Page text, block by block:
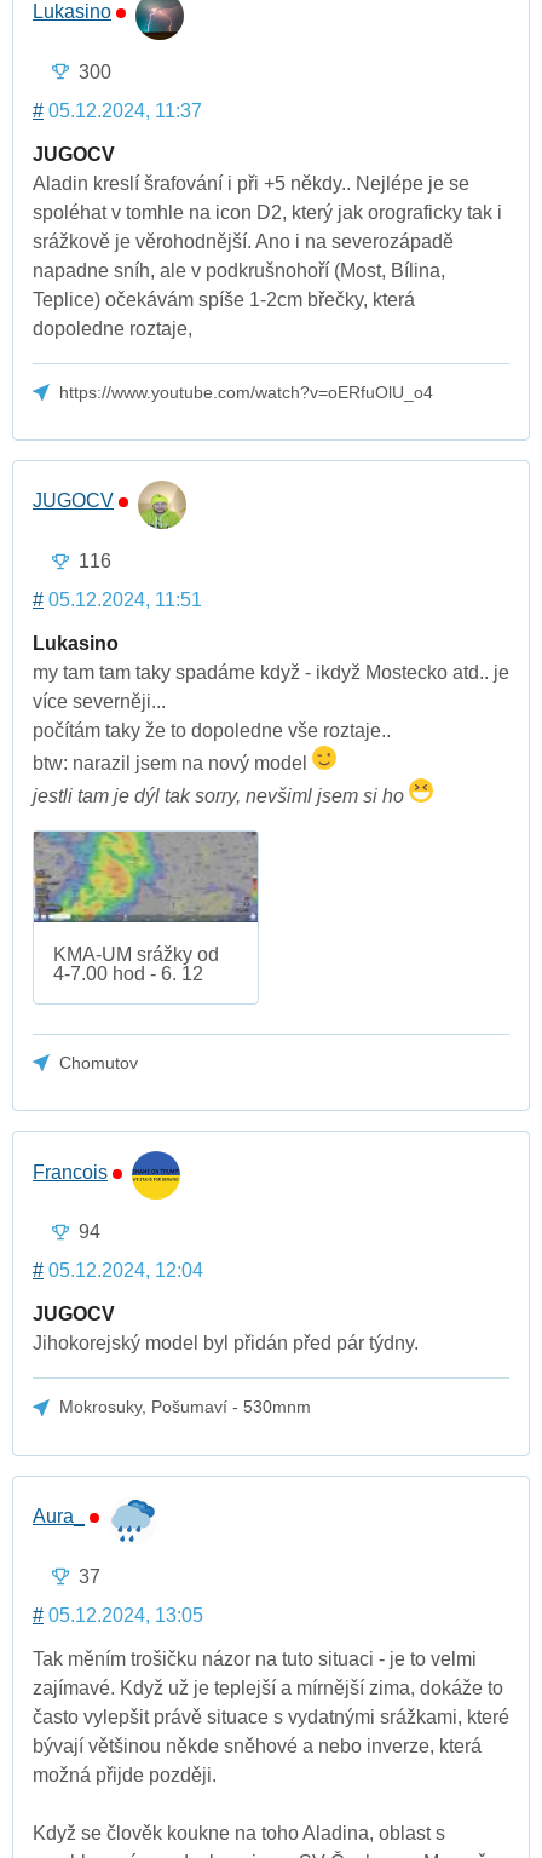
Lukasino
300
# 05.12.2024, 11:37
JUGOCV
Aladin kreslí šrafování i při +5 někdy.. Nejlépe je se
spoléhat v tomhle na icon D2, který jak orograficky tak i
srážkově je věrohodnější. Ano i na severozápadě
napadne sníh, ale v podkrušnohoří (Most, Bílina,
Teplice) očekávám spíše 1-2cm břečky, která
dopoledne roztaje,
https://www.youtube.com/watch?v=oERfuOlU_o4
JUGOCV
116
# 05.12.2024, 11:51
Lukasino
my tam tam taky spadáme když - ikdyž Mostecko atd.. je
více severněji...
počítám taky že to dopoledne vše roztaje..
btw: narazil jsem na nový model
jestli tam je dýl tak sorry, nevšiml jsem si ho
KMA-UM srážky od
4-7.00 hod - 6. 12
Chomutov
Francois
94
# 05.12.2024, 12:04
JUGOCV
Jihokorejský model byl přidán před pár týdny.
Mokrosuky, Pošumaví - 530mnm
Aura_
37
# 05.12.2024, 13:05
Tak měním trošičku názor na tuto situaci - je to velmi
zajímavé. Když už je teplejší a mírnější zima, dokáže to
často vylepšit právě situace s vydatnými srážkami, které
bývají většinou někde sněhové a nebo inverze, která
možná přijde později.
Když se člověk koukne na toho Aladina, oblast s